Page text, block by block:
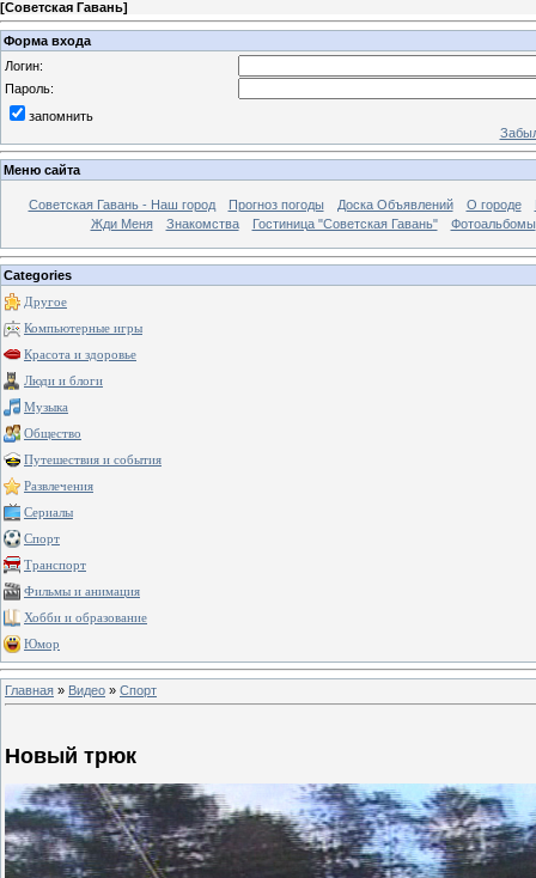
[Советская Гавань]
Форма входа
Логин:
Пароль:
запомнить
Меню сайта
Советская Гавань - Наш город Прогноз погоды Доска Объявлений О городе
Жди Меня
Знакомства Гостиница "Советская Гавань" Фотоальбомы
Categories
Другое
Компьютерные игры
Красота и здоровье
Люди и блоги
Музыка
Общество
Путешествия и события
Развлечения
Сериалы
Спорт
Транспорт
Фильмы и анимация
Хобби и образование
Юмор
Главная » Видео » Спорт
Новый трюк